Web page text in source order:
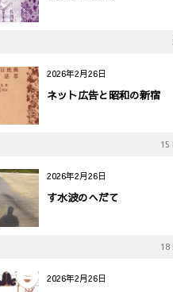
2026年2月26日
ネット広告と昭和の新宿
15
2026年2月26日
す水波のへだて
18
2026年2月26日